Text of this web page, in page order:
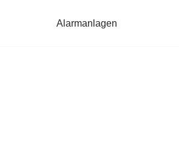
Alarmanlagen